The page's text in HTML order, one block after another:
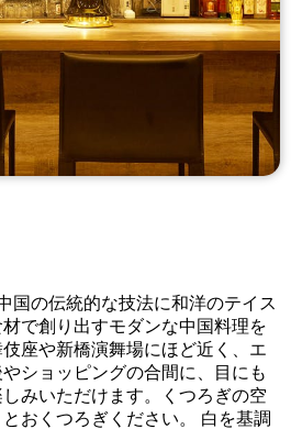
国の伝統的な技法に和洋のテイス
で創り出すモダンな中国料理を
座や新橋演舞場にほど近く、エ
ショッピングの合間に、目にも
みいただけます。くつろぎの空
おくつろぎください。 白を基調